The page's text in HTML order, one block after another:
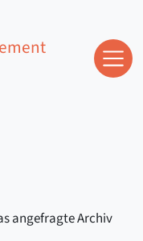
angefragte Archiv